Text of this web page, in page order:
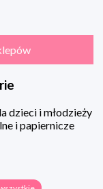
dzieci i młodzieży
i papiernicze